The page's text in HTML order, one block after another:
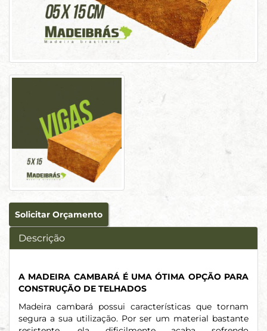
Solicitar Orçamento
Descrição
A MADEIRA CAMBARÁ É UMA ÓTIMA OPÇÃO PARA
CONSTRUÇÃO DE TELHADOS
Madeira cambará possui características que tornam
segura a sua utilização. Por ser um material bastante